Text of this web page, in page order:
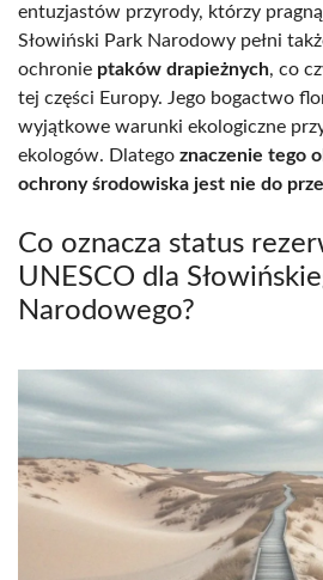
entuzjastów przyrody, którzy
Słowiński Park Narodowy pełni
ochronie ptaków drapieżnych, co
tej części Europy. Jego bogactwo
wyjątkowe warunki ekologiczne
ekologów. Dlatego znaczenie tego
ochrony środowiska jest nie do
Co oznacza status
UNESCO dla
Narodowego?